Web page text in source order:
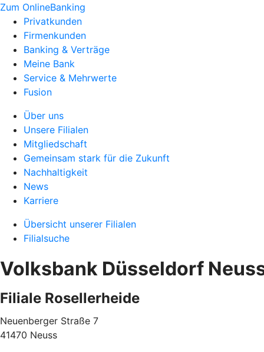
Zum OnlineBanking
Privatkunden
Firmenkunden
Banking & Verträge
Meine Bank
Service & Mehrwerte
Fusion
Über uns
Unsere Filialen
Mitgliedschaft
Gemeinsam stark für die Zukunft
Nachhaltigkeit
News
Karriere
Übersicht unserer Filialen
Filialsuche
Volksbank Düsseldorf
Filiale Rosellerheide
Neuenberger Straße 7
41470 Neuss